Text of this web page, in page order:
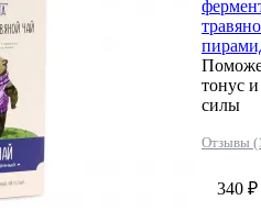
тонус
силы
Отзывы
340 ₽